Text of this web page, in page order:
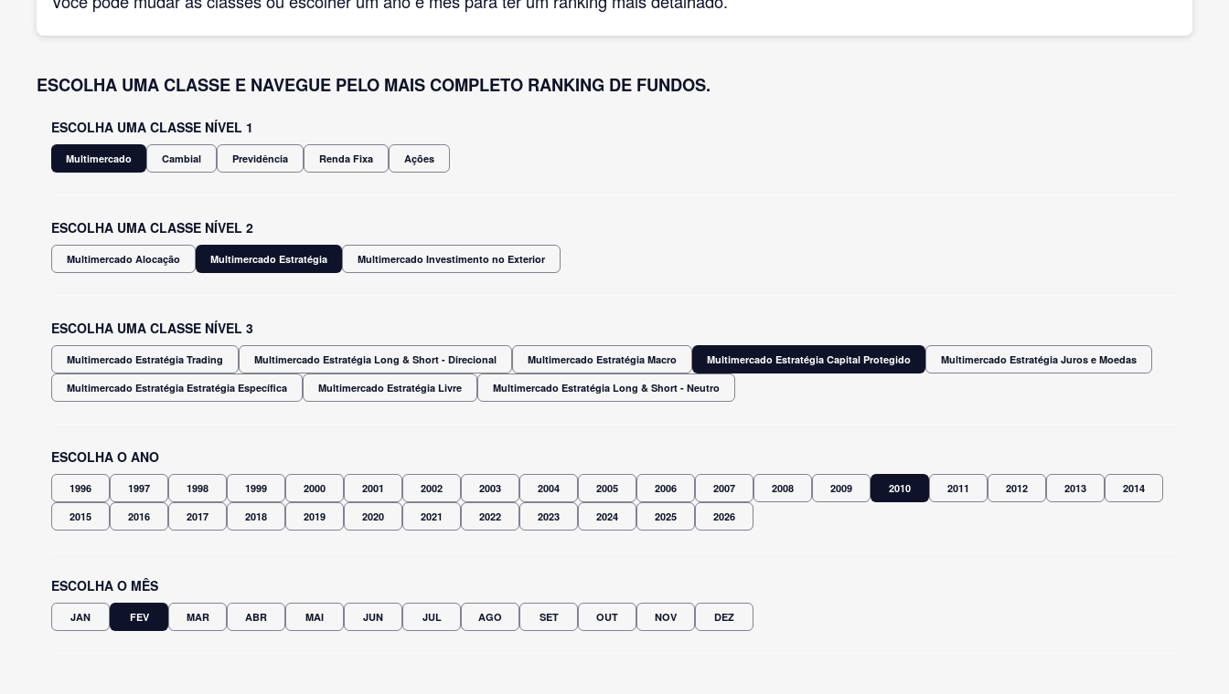
ESCOLHA UMA CLASSE E NAVEGUE PELO MAIS COMPLETO RANKING DE FUNDOS.
ESCOLHA UMA CLASSE NÍVEL 1
Multimercado Cambial Previdência Renda Fixa Ações
ESCOLHA UMA CLASSE NÍVEL 2
Multimercado Alocação Multimercado Estratégia Multimercado Investimento no Exterior
ESCOLHA UMA CLASSE NÍVEL 3
Multimercado Estratégia Trading Multimercado Estratégia Long & Short - Direcional Multimercado Estratégia Macro Multimercado Estratégia Capital Protegido Multimercado Estratégia Juros e Moedas
Multimercado Estratégia Estratégia Específica Multimercado Estratégia Livre Multimercado Estratégia Long & Short - Neutro
ESCOLHA O ANO
1996 1997 1998 1999 2000 2001 2002 2003 2004 2005 2006 2007 2008 2009 2010 2011 2012 2013 2014
2015 2016 2017 2018 2019 2020 2021 2022 2023 2024 2025 2026
ESCOLHA O MÊS
JAN FEV MAR ABR MAI JUN JUL AGO SET OUT NOV DEZ